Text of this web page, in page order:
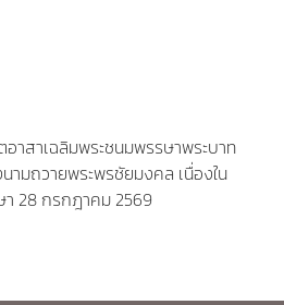
าสาเฉลิมพระชนมพรรษาพระบาท
ามถวายพระพรชัยมงคล เนื่องใน
28 กรกฎาคม 2569